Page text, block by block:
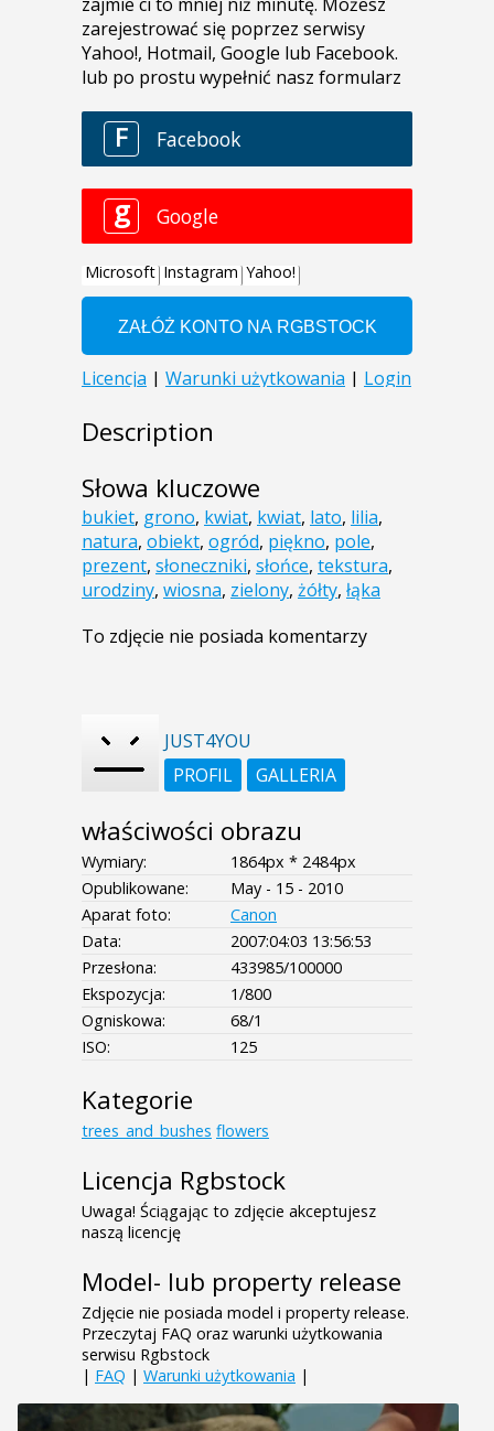
Description
Słowa kluczowe
bukiet, grono, kwiat, kwiat, lato, lilia,
natura, obiekt, ogród, piękno, pole,
prezent, słoneczniki, słońce, tekstura,
urodziny, wiosna, zielony, żółty, łąka
To zdjęcie nie posiada komentarzy
JUST4YOU
PROFIL
GALLERIA
właściwości obrazu
Wymiary:
1864px * 2484px
Opublikowane:
May - 15 - 2010
Aparat foto:
Canon
Data:
2007:04:03 13:56:53
Przesłona:
433985/100000
Ekspozycja:
1/800
Ogniskowa:
68/1
ISO:
125
Kategorie
trees_and_bushes flowers
Licencja Rgbstock
Uwaga! Ściągając to zdjęcie akceptujesz
naszą licencję
Model- lub property release
Zdjęcie nie posiada model i property release.
Przeczytaj FAQ oraz warunki użytkowania
serwisu Rgbstock
| FAQ | Warunki użytkowania |